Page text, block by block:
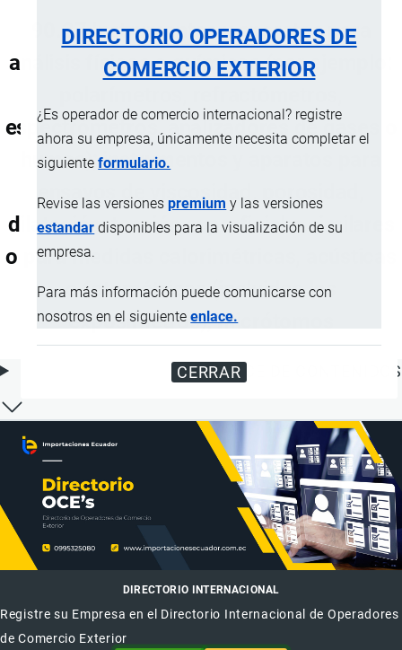
DIRECTORIO OPERADORES DE
COMERCIO EXTERIOR
¿Es operador de comercio internacional? registre
ahora su empresa, únicamente necesita completar el
siguienteformulario.
Revise las versionespremium y las versiones
estandar disponibles para la visualización de su
empresa.
Para más información puede comunicarse con
nosotros en el siguienteenlace.
CERRAR
90.27 Instrumentos y aparatos para
análisis físicos o químicos (por ejemplo:
espectrómetros, analizadores de gases o
humos); instrumentos y aparatos para
ensayos de viscosidad, porosidad,
dilatación, tensión superficial o similares
o para medidas calorimétricas, acústicas
o fotométricas (incluidos los
exposímetros); micrótomos
ÍNDICE DE CONTENIDOS
DIRECTORIO INTERNACIONAL
Registre su Empresa en el Directorio Internacional de Operadores
de Comercio Exterior